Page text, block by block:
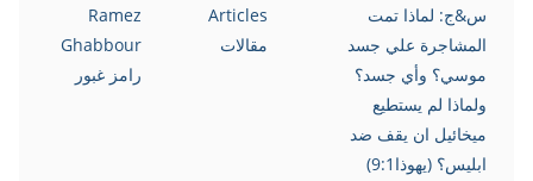
س&ج: لماذا تمت
المشاجرة علي جسد
موسي؟ وأي جسد؟
ولماذا لم يستطيع
ميخائيل ان يقف ضد
ابليس؟ (يهوذا9:1)
Articles
مقالات
Ramez
Ghabbour
رامز غبور